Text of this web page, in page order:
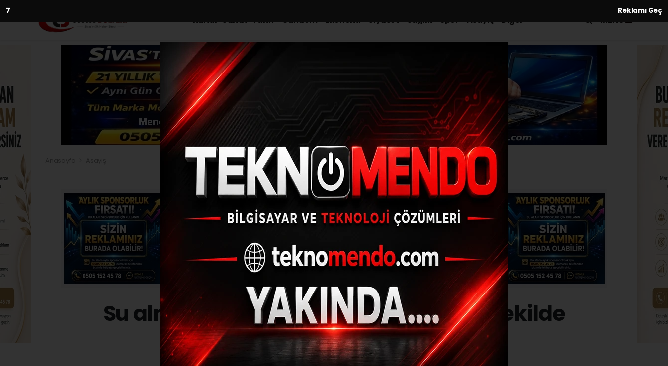
5 Reklamı Geç
Kültür-Sanat-Tarih Gündem Ekonomi Siyaset Sağlık Spor Asayiş Diğer MENÜ
Su almak isterken kuyuya düştü, feci şekilde
can verdi